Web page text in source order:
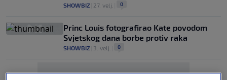
SHOWBIZ 27. velj. 0
Princ Louis fotografirao Kate povodom
Svjetskog dana borbe protiv raka
SHOWBIZ 3. velj. 0